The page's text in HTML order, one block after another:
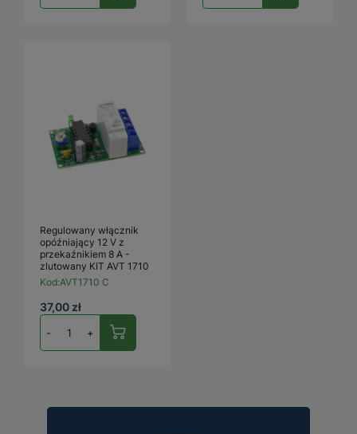
Regulowany włącznik
opóźniający 12 V z
przekaźnikiem 8 A -
zlutowany KIT AVT 1710
Kod:AVT1710 C
37,00 zł
- +